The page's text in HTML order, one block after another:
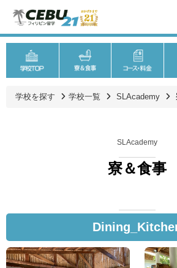
学校を探す 学校一覧 SLAcademy
SLAcademy
寮＆食事